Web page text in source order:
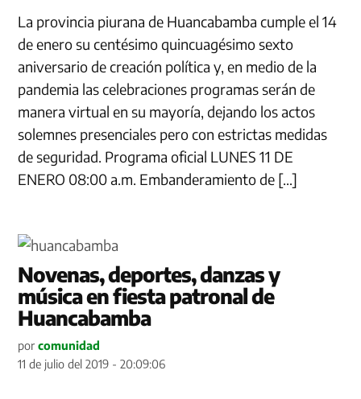
La provincia piurana de Huancabamba cumple el 14
de enero su centésimo quincuagésimo sexto
aniversario de creación política y, en medio de la
pandemia las celebraciones programas serán de
manera virtual en su mayoría, dejando los actos
solemnes presenciales pero con estrictas medidas
de seguridad. Programa oficial LUNES 11 DE
ENERO 08:00 a.m. Embanderamiento de […]
Novenas, deportes, danzas y
música en fiesta patronal de
Huancabamba
por comunidad
11 de julio del 2019 - 20:09:06